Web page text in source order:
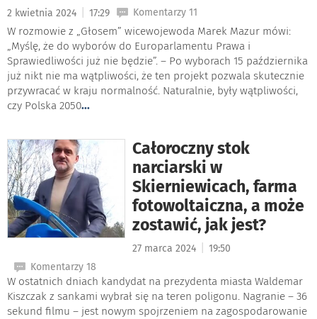
2 kwietnia 2024 17:29 Komentarzy 11
W rozmowie z „Głosem” wicewojewoda Marek Mazur mówi:
„Myślę, że do wyborów do Europarlamentu Prawa i
Sprawiedliwości już nie będzie”. – Po wyborach 15 października
już nikt nie ma wątpliwości, że ten projekt pozwala skutecznie
przywracać w kraju normalność. Naturalnie, były wątpliwości,
czy Polska 2050...
Całoroczny stok
narciarski w
Skierniewicach, farma
fotowoltaiczna, a może
zostawić, jak jest?
27 marca 2024
19:50
Komentarzy 18
W ostatnich dniach kandydat na prezydenta miasta Waldemar
Kiszczak z sankami wybrał się na teren poligonu. Nagranie – 36
sekund filmu – jest nowym spojrzeniem na zagospodarowanie